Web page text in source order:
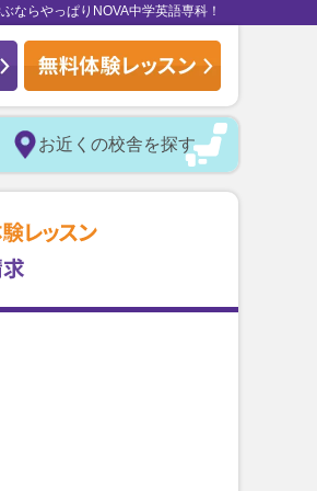
ならやっぱりNOVA中学英語専科！
お近くの校舎を探す